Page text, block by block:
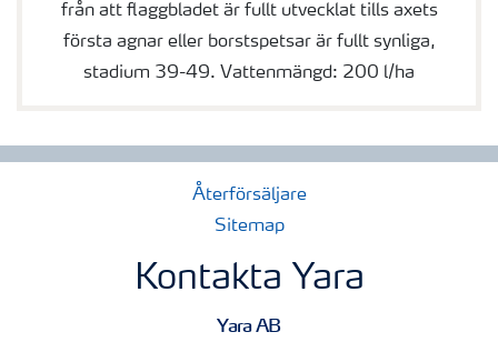
från att flaggbladet är fullt utvecklat tills axets
första agnar eller borstspetsar är fullt synliga,
stadium 39-49. Vattenmängd: 200 l/ha
Återförsäljare
Sitemap
Kontakta Yara
Yara AB